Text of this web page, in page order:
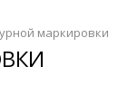
маркировки